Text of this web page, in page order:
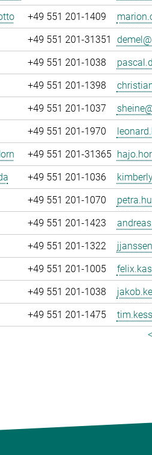
+49 551 201-1409
+49 551 201-31351
+49 551 201-1038
+49 551 201-1398
+49 551 201-1037
+49 551 201-1970
+49 551 201-31365
+49 551 201-1036
+49 551 201-1070
+49 551 201-1423
+49 551 201-1322
+49 551 201-1005
+49 551 201-1038
+49 551 201-1475